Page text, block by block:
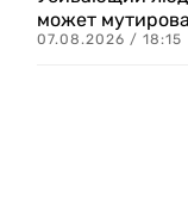
может
07.08.2026 / 18:15